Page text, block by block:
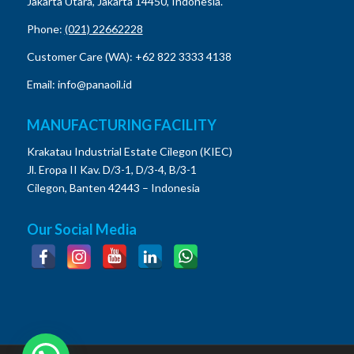
Phone: (021) 22662228
Customer Care (WA): +62 822 3333 4138
Email: info@panaoil.id
MANUFACTURING FACILITY
Krakatau Industrial Estate Cilegon (KIEC)
Jl. Eropa II Kav. D/3-1, D/3-4, B/3-1
Cilegon, Banten 42443 – Indonesia
Our Social Media